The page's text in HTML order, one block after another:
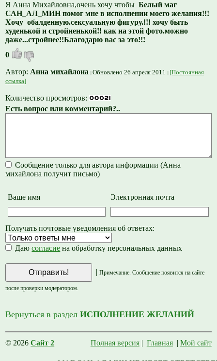
Я Анна Михайловна,очень хочу чтобы Белый маг
САН_АЛ_МИН помог мне в исполнении моего желания!!!
Хочу обалденную.сексуальную фигуру.!!! хочу быть
худенькой и стройненькой!! как на этой фото.можно
даже...стройнее!!Благодарю вас за это!!!
0
Автор: Анна михайлона Обновлено 26 апреля 2011
[Постоянная
ссылка]
Количество просмотров:
Есть вопрос или комментарий?..
Сообщение только для автора информации (Анна
михайлона получит письмо)
Ваше имя Электронная почта
Получать почтовые уведомления об ответах:
Даюсогласие на обработку персональных данных
Примечание. Сообщение появится на сайте
после проверки модератором.
Вернуться в разделИСПОЛНЕНИЕ ЖЕЛАНИЙ
© 2026Сайт 2 Полная версия| Главная| Мой сайт